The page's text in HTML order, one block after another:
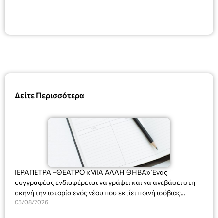
Δείτε Περισσότερα
ΙΕΡΑΠΕΤΡΑ –ΘΕΑΤΡΟ «ΜΙΑ ΑΛΛΗ ΘΗΒΑ» Ένας
συγγραφέας ενδιαφέρεται να γράψει και να ανεβάσει στη
σκηνή την ιστορία ενός νέου που εκτίει ποινή ισόβιας
κάθειρξης για πατροκτονία. Ένα πολυβραβευμένο έργο για
05/08/2026